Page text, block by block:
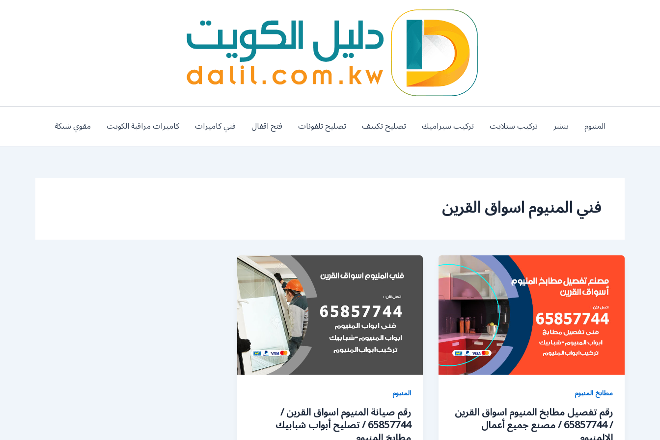
المنيوم بنشر تركيب ستلايت تركيب سيراميك تصليح تكييف تصليح تلفونات فتح اقفال فني كاميرات كاميرات مراقبة الكويت مقوي شبكة
فني المنيوم اسواق القرين
مطابخ المنيوم
رقم تفصيل مطابخ المنيوم اسواق القرين
/ 65857744 / مصنع جميع أعمال
المنيوم
رقم صيانة المنيوم اسواق القرين /
65857744 / تصليح أبواب شبابيك